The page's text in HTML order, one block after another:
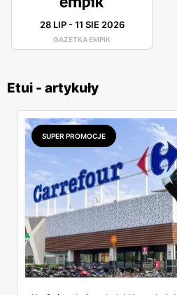
28 LIP-11 SIE 2026
GAZETKA EMPIK
Etui - artykuły
SUPER PROMOCJE